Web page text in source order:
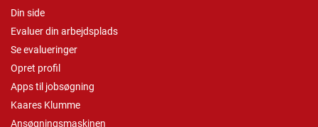
Din side
Evaluer din arbejdsplads
Se evalueringer
Opret profil
Apps til jobsøgning
Kaares Klumme
Ansøgningsmaskinen